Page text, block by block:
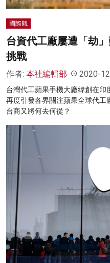
國際觀
台資代工廠屢遭「劫
挑戰
作者: 本社編輯部 2020-
台灣代工蘋果手機大廠緯創在印
再度引發各界關注蘋果全球代工
台商又將何去何從？